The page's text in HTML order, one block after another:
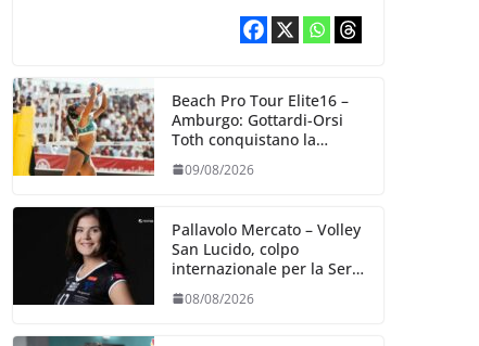
Beach Pro Tour Elite16 –
Amburgo: Gottardi-Orsi
Toth conquistano la
semifinale
09/08/2026
Pallavolo Mercato – Volley
San Lucido, colpo
internazionale per la Serie
B2: arriva la schiacciatrice
lettone Kristine Teivane
08/08/2026